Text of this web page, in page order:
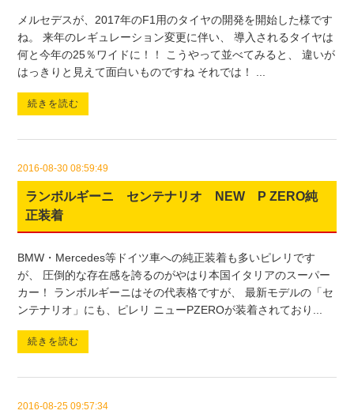
メルセデスが、2017年のF1用のタイヤの開発を開始した様です
ね。 来年のレギュレーション変更に伴い、 導入されるタイヤは
何と今年の25％ワイドに！！ こうやって並べてみると、 違いが
はっきりと見えて面白いものですね それでは！ ...
続きを読む
2016-08-30 08:59:49
ランボルギーニ センテナリオ NEW P ZERO純
正装着
BMW・Mercedes等ドイツ車への純正装着も多いピレリです
が、 圧倒的な存在感を誇るのがやはり本国イタリアのスーパー
カー！ ランボルギーニはその代表格ですが、 最新モデルの「セ
ンテナリオ」にも、ピレリ ニューPZEROが装着されており...
続きを読む
2016-08-25 09:57:34